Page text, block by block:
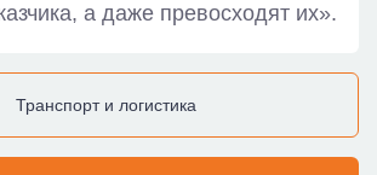
а даже превосходят их».
Транспорт и логистика